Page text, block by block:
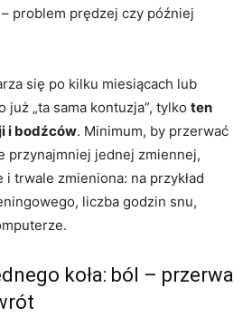
problem prędzej czy później
się po kilku miesiącach lub
„ta sama kontuzja”, tylko ten
i bodźców. Minimum, by przerwać
przynajmniej jednej zmiennej,
trwale zmieniona: na przykład
liczba godzin snu,
koła: ból – przerwa